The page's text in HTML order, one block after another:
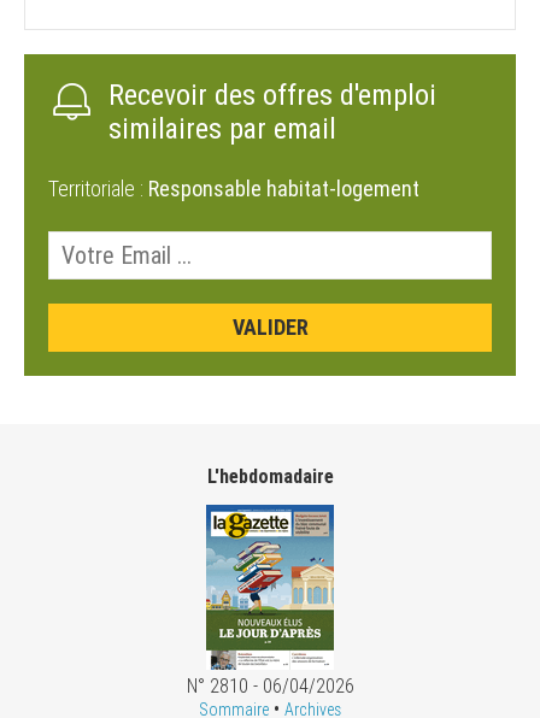
Recevoir des offres d'emploi
similaires par email
Territoriale : Responsable habitat-logement
L'hebdomadaire
N° 2810 - 06/04/2026
Sommaire • Archives